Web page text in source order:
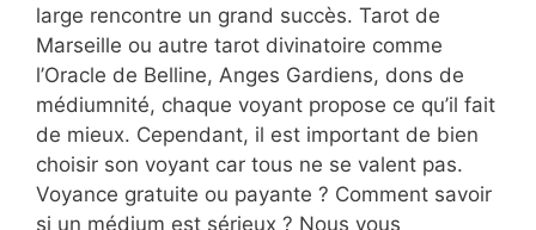
large rencontre un grand succès. Tarot de
Marseille ou autre tarot divinatoire comme
l’Oracle de Belline, Anges Gardiens, dons de
médiumnité, chaque voyant propose ce qu’il fait
de mieux. Cependant, il est important de bien
choisir son voyant car tous ne se valent pas.
Voyance gratuite ou payante ? Comment savoir
si un médium est sérieux ? Nous vous